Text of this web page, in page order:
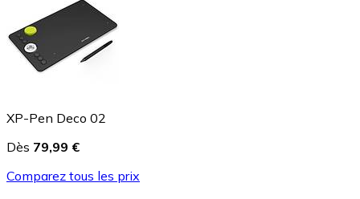
XP-Pen Deco 02
Dès 79,99 €
Comparez tous les prix